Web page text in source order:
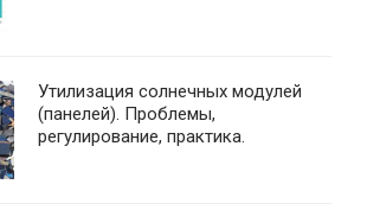
Утилизация солнечных модулей
(панелей). Проблемы,
регулирование, практика.